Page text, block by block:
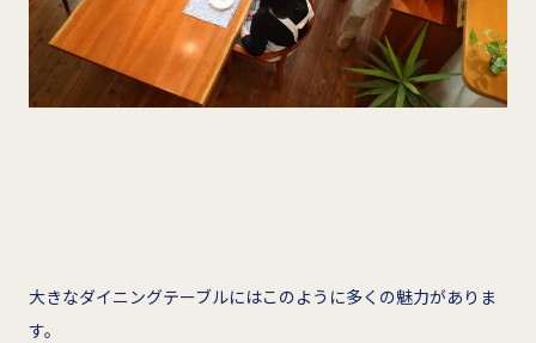
大きなダイニングテーブルにはこのように多くの魅力がありま
す。